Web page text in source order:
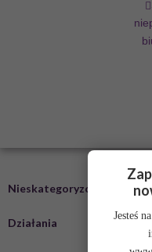
Nieskategoryzowane
Działania
Jesteś